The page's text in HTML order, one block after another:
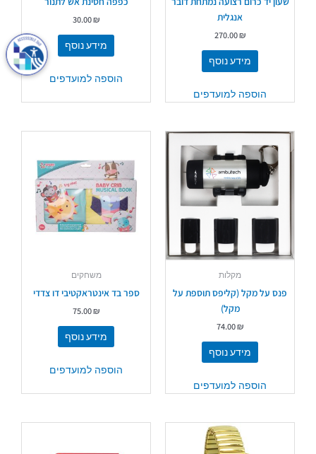
אנגלית
270.00₪
מידע נוסף
הוספה למועדפים
30.00₪
מידע נוסף
הוספה למועדפים
מקלות
פנס על מקל (קליפס תוספת על
מקל)
74.00₪
מידע נוסף
הוספה למועדפים
משחקים
ספר בד אינטראקטיבי דו צדדי
75.00₪
מידע נוסף
הוספה למועדפים